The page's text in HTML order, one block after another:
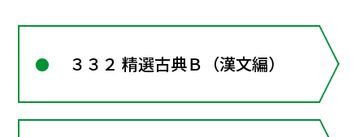
３３２ 精選古典Ｂ（漢文編）